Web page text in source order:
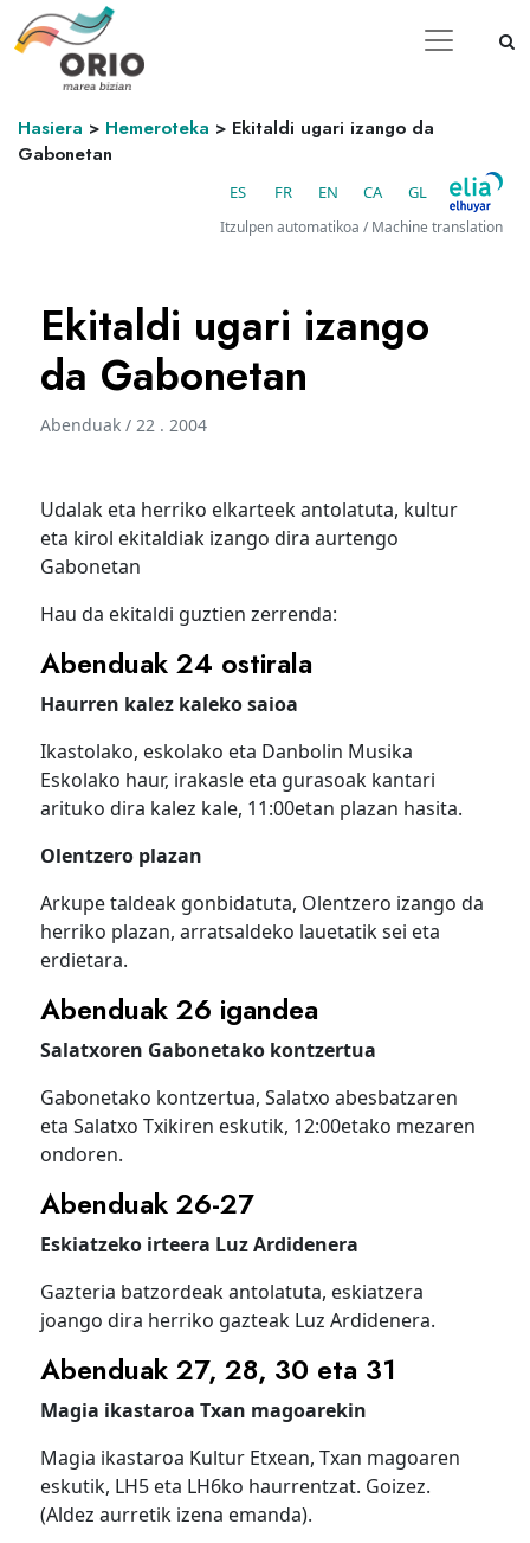
Hasiera > Hemeroteka > Ekitaldi ugari izango da
Gabonetan
ES FR EN CA GL
Itzulpen automatikoa / Machine translation
Ekitaldi ugari izango
da Gabonetan
Abenduak / 22 . 2004
Udalak eta herriko elkarteek antolatuta, kultur
eta kirol ekitaldiak izango dira aurtengo
Gabonetan
Hau da ekitaldi guztien zerrenda:
Abenduak 24 ostirala
Haurren kalez kaleko saioa
Ikastolako, eskolako eta Danbolin Musika
Eskolako haur, irakasle eta gurasoak kantari
arituko dira kalez kale, 11:00etan plazan hasita.
Olentzero plazan
Arkupe taldeak gonbidatuta, Olentzero izango da
herriko plazan, arratsaldeko lauetatik sei eta
erdietara.
Abenduak 26 igandea
Salatxoren Gabonetako kontzertua
Gabonetako kontzertua, Salatxo abesbatzaren
eta Salatxo Txikiren eskutik, 12:00etako mezaren
ondoren.
Abenduak 26-27
Eskiatzeko irteera Luz Ardidenera
Gazteria batzordeak antolatuta, eskiatzera
joango dira herriko gazteak Luz Ardidenera.
Abenduak 27, 28, 30 eta 31
Magia ikastaroa Txan magoarekin
Magia ikastaroa Kultur Etxean, Txan magoaren
eskutik, LH5 eta LH6ko haurrentzat. Goizez.
(Aldez aurretik izena emanda).